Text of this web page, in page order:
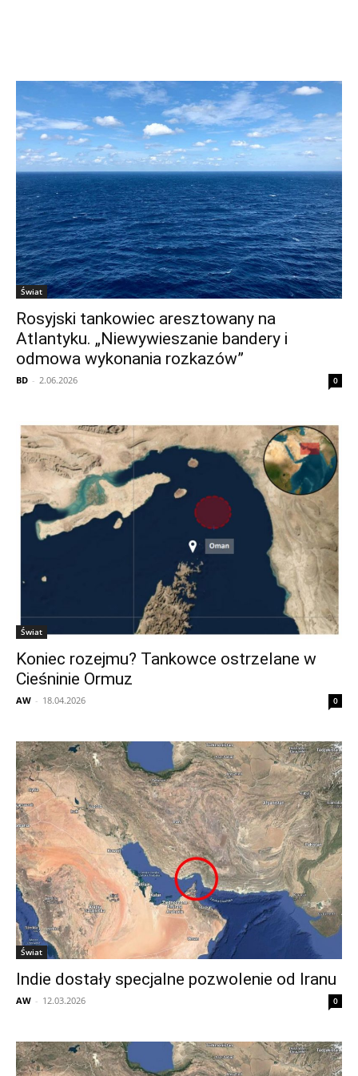
Świat
Rosyjski tankowiec aresztowany na
Atlantyku. „Niewywieszanie bandery i
odmowa wykonania rozkazów”
BD - 2.06.2026 0
Świat
Koniec rozejmu? Tankowce ostrzelane w
Cieśninie Ormuz
AW - 18.04.2026 0
Świat
Indie dostały specjalne pozwolenie od Iranu
AW - 12.03.2026 0